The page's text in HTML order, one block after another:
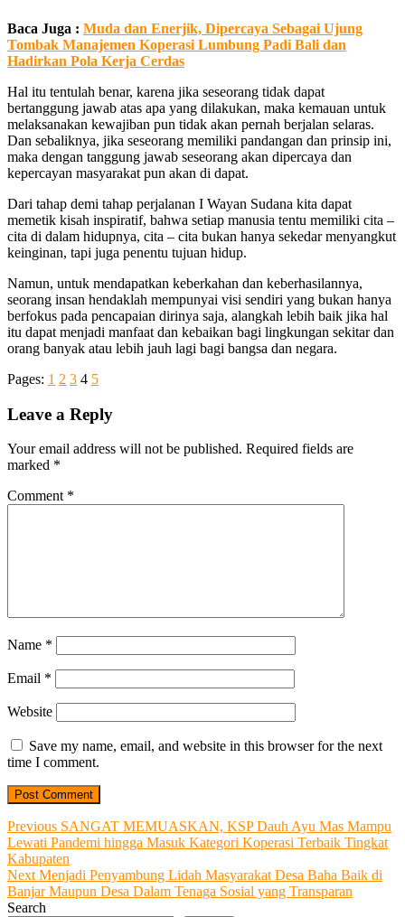
Baca Juga : Muda dan Enerjik, Dipercaya Sebagai Ujung
Tombak Manajemen Koperasi Lumbung Padi Bali dan
Hadirkan Pola Kerja Cerdas
Hal itu tentulah benar, karena jika seseorang tidak dapat
bertanggung jawab atas apa yang dilakukan, maka kemauan untuk
melaksanakan kewajiban pun tidak akan pernah berjalan selaras.
Dan sebaliknya, jika seseorang memiliki pandangan dan prinsip ini,
maka dengan tanggung jawab seseorang akan dipercaya dan
kepercayan masyarakat pun akan di dapat.
Dari tahap demi tahap perjalanan I Wayan Sudana kita dapat
memetik kisah inspiratif, bahwa setiap manusia tentu memiliki cita –
cita di dalam hidupnya, cita – cita bukan hanya sekedar menyangkut
keinginan, tapi juga penentu tujuan hidup.
Namun, untuk mendapatkan keberkahan dan keberhasilannya,
seorang insan hendaklah mempunyai visi sendiri yang bukan hanya
berfokus pada pencapaian dirinya saja, alangkah lebih baik jika hal
itu dapat menjadi manfaat dan kebaikan bagi lingkungan sekitar dan
orang banyak atau lebih jauh lagi bagi bangsa dan negara.
Pages: 1 2 3 4 5
Leave a Reply
Your email address will not be published. Required fields are
marked *
Comment *
Name *
Email *
Website
Save my name, email, and website in this browser for the next
time I comment.
Post
navigation
Previous Previous
post:
SANGAT MEMUASKAN, KSP Dauh Ayu Mas Mampu
Lewati Pandemi hingga Masuk Kategori Koperasi Terbaik Tingkat
Kabupaten
Next Next
post:
Menjadi Penyambung Lidah Masyarakat Desa Baha Baik di
Banjar Maupun Desa Dalam Tenaga Sosial yang Transparan
Search